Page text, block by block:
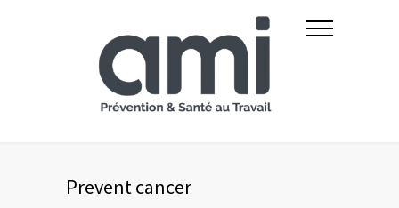
Prevent cancer